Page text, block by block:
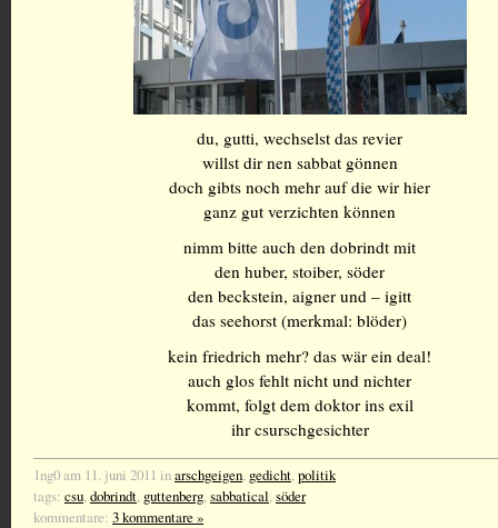
du, gutti, wechselst das revier
willst dir nen sabbat gönnen
doch gibts noch mehr auf die wir hier
ganz gut verzichten können
nimm bitte auch den dobrindt mit
den huber, stoiber, söder
den beckstein, aigner und – igitt
das seehorst (merkmal: blöder)
kein friedrich mehr? das wär ein deal!
auch glos fehlt nicht und nichter
kommt, folgt dem doktor ins exil
ihr csurschgesichter
1ng0 am 11. juni 2011 inarschgeigen, gedicht,politik
tags: csu,dobrindt, guttenberg,sabbatical,söder
kommentare: 3 kommentare »